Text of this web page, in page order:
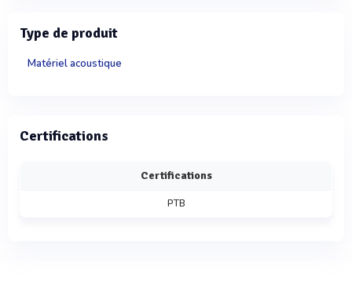
Type de produit
Matériel acoustique
Certifications
Certifications
PTB